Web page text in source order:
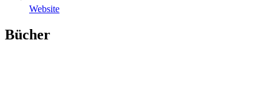
Web­site
Bücher